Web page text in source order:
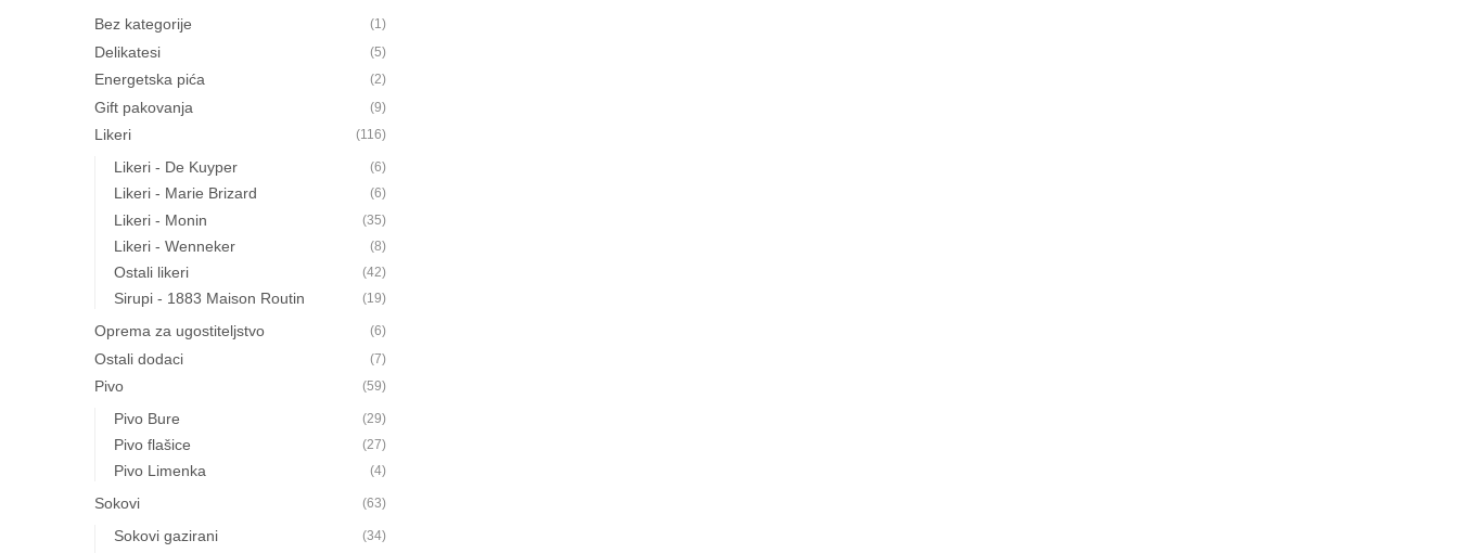
Bez kategorije (1)
Delikatesi (5)
Energetska pića (2)
Gift pakovanja (9)
Likeri (116)
Likeri - De Kuyper (6)
Likeri - Marie Brizard (6)
Likeri - Monin (35)
Likeri - Wenneker (8)
Ostali likeri (42)
Sirupi - 1883 Maison Routin (19)
Oprema za ugostiteljstvo (6)
Ostali dodaci (7)
Pivo (59)
Pivo Bure (29)
Pivo flašice (27)
Pivo Limenka (4)
Sokovi (63)
Sokovi gazirani (34)